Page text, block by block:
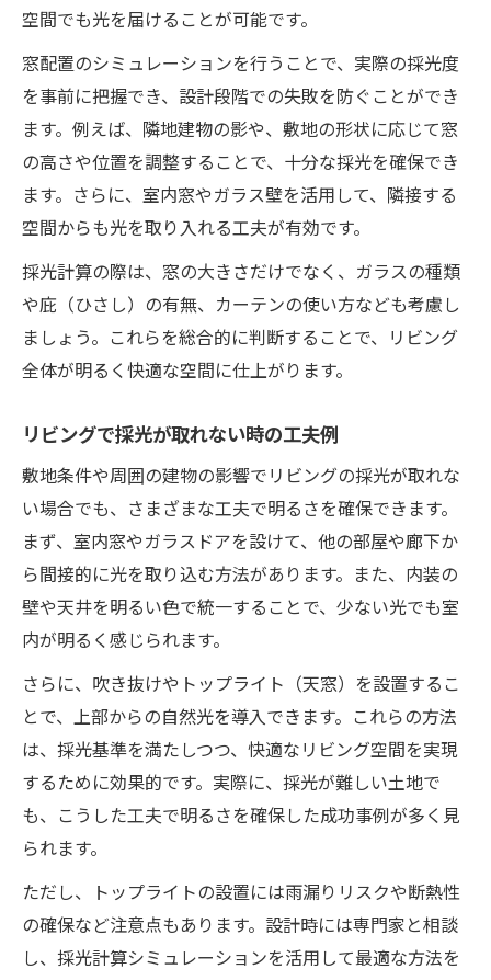
空間でも光を届けることが可能です。
窓配置のシミュレーションを行うことで、実際の採光度
を事前に把握でき、設計段階での失敗を防ぐことができ
ます。例えば、隣地建物の影や、敷地の形状に応じて窓
の高さや位置を調整することで、十分な採光を確保でき
ます。さらに、室内窓やガラス壁を活用して、隣接する
空間からも光を取り入れる工夫が有効です。
採光計算の際は、窓の大きさだけでなく、ガラスの種類
や庇（ひさし）の有無、カーテンの使い方なども考慮し
ましょう。これらを総合的に判断することで、リビング
全体が明るく快適な空間に仕上がります。
リビングで採光が取れない時の工夫例
敷地条件や周囲の建物の影響でリビングの採光が取れな
い場合でも、さまざまな工夫で明るさを確保できます。
まず、室内窓やガラスドアを設けて、他の部屋や廊下か
ら間接的に光を取り込む方法があります。また、内装の
壁や天井を明るい色で統一することで、少ない光でも室
内が明るく感じられます。
さらに、吹き抜けやトップライト（天窓）を設置するこ
とで、上部からの自然光を導入できます。これらの方法
は、採光基準を満たしつつ、快適なリビング空間を実現
するために効果的です。実際に、採光が難しい土地で
も、こうした工夫で明るさを確保した成功事例が多く見
られます。
ただし、トップライトの設置には雨漏りリスクや断熱性
の確保など注意点もあります。設計時には専門家と相談
し、採光計算シミュレーションを活用して最適な方法を